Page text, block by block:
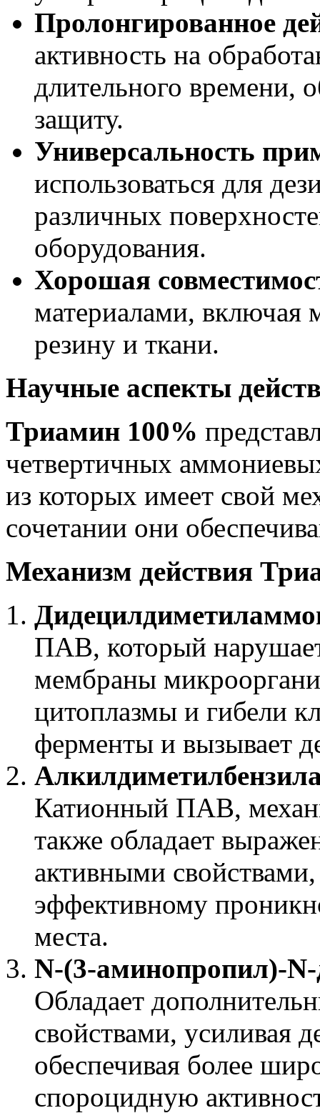
Пролонгированное
активность на
длительного времени,
защиту.
Универсальность
использоваться для
различных
оборудования.
Хорошая
материалами, включая
резину и ткани.
Научные аспекты
Триамин 100%
четвертичных
из которых имеет свой
сочетании они
Механизм действия
ПАВ, который
мембраны
цитоплазмы и гибели
ферменты и вызывает
Катионный ПАВ,
также обладает
активными свойствами,
эффективному
места.
N-(3-аминопропил)-
Обладает
свойствами,
обеспечивая более
спороцидную